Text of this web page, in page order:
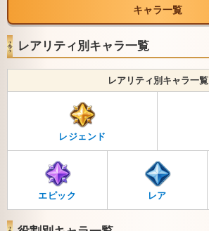
キャラ一覧
レアリティ別キャラ一覧
レアリティ別キャラ一覧
レジェンド
エピック レア